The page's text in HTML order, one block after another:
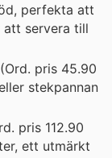
perfekta att
att servera till
pris 45.90
stekpannan
pris 112.90
ett utmärkt